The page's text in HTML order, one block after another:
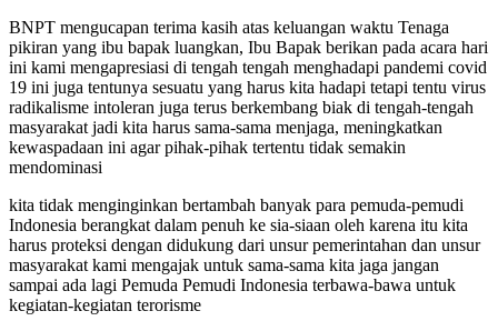
BNPT mengucapan terima kasih atas keluangan waktu Tenaga
pikiran yang ibu bapak luangkan, Ibu Bapak berikan pada acara hari
ini kami mengapresiasi di tengah tengah menghadapi pandemi covid
19 ini juga tentunya sesuatu yang harus kita hadapi tetapi tentu virus
radikalisme intoleran juga terus berkembang biak di tengah-tengah
masyarakat jadi kita harus sama-sama menjaga, meningkatkan
kewaspadaan ini agar pihak-pihak tertentu tidak semakin
mendominasi
kita tidak menginginkan bertambah banyak para pemuda-pemudi
Indonesia berangkat dalam penuh ke sia-siaan oleh karena itu kita
harus proteksi dengan didukung dari unsur pemerintahan dan unsur
masyarakat kami mengajak untuk sama-sama kita jaga jangan
sampai ada lagi Pemuda Pemudi Indonesia terbawa-bawa untuk
kegiatan-kegiatan terorisme